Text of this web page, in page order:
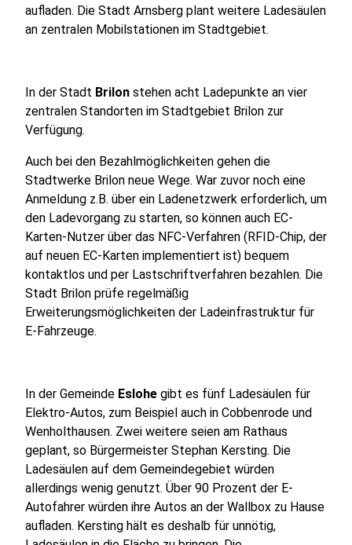
aufladen. Die Stadt Arnsberg plant weitere Ladesäulen
an zentralen Mobilstationen im Stadtgebiet.
In der Stadt Brilon stehen acht Ladepunkte an vier
zentralen Standorten im Stadtgebiet Brilon zur
Verfügung.
Auch bei den Bezahlmöglichkeiten gehen die
Stadtwerke Brilon neue Wege. War zuvor noch eine
Anmeldung z.B. über ein Ladenetzwerk erforderlich, um
den Ladevorgang zu starten, so können auch EC-
Karten-Nutzer über das NFC-Verfahren (RFID-Chip, der
auf neuen EC-Karten implementiert ist) bequem
kontaktlos und per Lastschriftverfahren bezahlen. Die
Stadt Brilon prüfe regelmäßig
Erweiterungsmöglichkeiten der Ladeinfrastruktur für
E-Fahrzeuge.
In der Gemeinde Eslohe gibt es fünf Ladesäulen für
Elektro-Autos, zum Beispiel auch in Cobbenrode und
Wenholthausen. Zwei weitere seien am Rathaus
geplant, so Bürgermeister Stephan Kersting. Die
Ladesäulen auf dem Gemeindegebiet würden
allerdings wenig genutzt. Über 90 Prozent der E-
Autofahrer würden ihre Autos an der Wallbox zu Hause
aufladen. Kersting hält es deshalb für unnötig,